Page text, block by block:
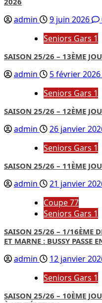
admin 9 juin 2026
Seniors Gars 1
SAISON 25/26 – 13ÈME
admin 5 février 2026
Seniors Gars 1
SAISON 25/26 – 12ÈME
admin 26 janvier
Seniors Gars 1
SAISON 25/26 – 11ÈME
admin 21 janvier
Coupe 77
Seniors Gars 1
SAISON 25/26 – 1/16ÈME
ET MARNE : BUSSY PASSE
admin 12 janvier
Seniors Gars 1
SAISON 25/26 – 10ÈME